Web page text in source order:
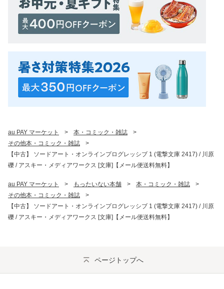
au PAY マーケット > 本・コミック・雑誌
>
その他本・コミック・雑誌
>
【中古】 ソードアート・オンラインプログレッシブ 1 (電撃文庫 2417) / 川原
礫 / アスキー・メディアワークス [文庫]【メール便送料無料】
au PAY マーケット > もったいない本舗 > 本・コミック・雑誌
>
その他本・コミック・雑誌
>
【中古】 ソードアート・オンラインプログレッシブ 1 (電撃文庫 2417) / 川原
礫 / アスキー・メディアワークス [文庫]【メール便送料無料】
ページトップへ